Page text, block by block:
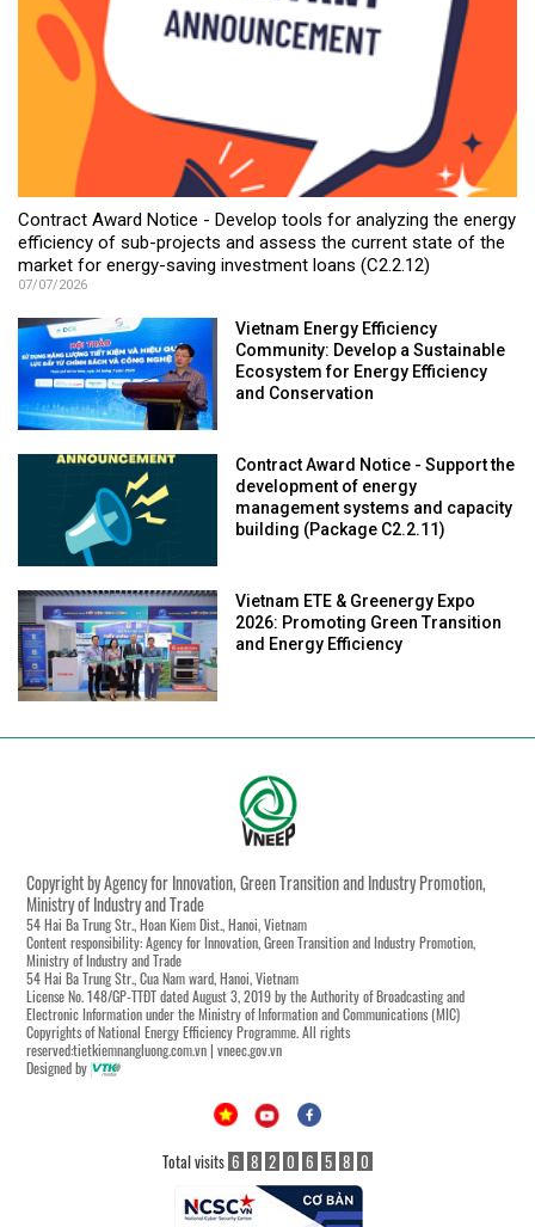
Contract Award Notice - Develop tools for analyzing the energy
efficiency of sub-projects and assess the current state of the
market for energy-saving investment loans (C2.2.12)
07/07/2026
Vietnam Energy Efficiency
Community: Develop a Sustainable
Ecosystem for Energy Efficiency
and Conservation
Contract Award Notice - Support the
development of energy
management systems and capacity
building (Package C2.2.11)
Vietnam ETE & Greenergy Expo
2026: Promoting Green Transition
and Energy Efficiency
Copyright by Agency for Innovation, Green Transition and Industry Promotion,
Ministry of Industry and Trade
54 Hai Ba Trung Str., Hoan Kiem Dist., Hanoi, Vietnam
Content responsibility: Agency for Innovation, Green Transition and Industry Promotion,
Ministry of Industry and Trade
54 Hai Ba Trung Str., Cua Nam ward, Hanoi, Vietnam
License No. 148/GP-TTĐT dated August 3, 2019 by the Authority of Broadcasting and
Electronic Information under the Ministry of Information and Communications (MIC)
Copyrights of National Energy Efficiency Programme. All rights
reserved:tietkiemnangluong.com.vn | vneec.gov.vn
Designed by
Total visits 6 8 2 0 6 5 8 0